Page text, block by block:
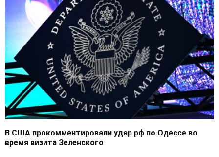
В США прокомментировали удар рф по Одессе во
время визита Зеленского